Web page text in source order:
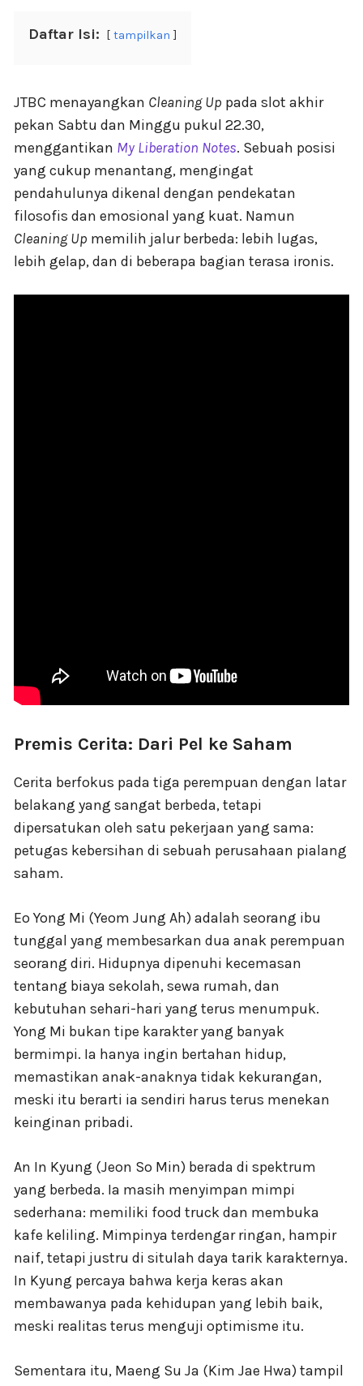
Daftar Isi: tampilkan
JTBC menayangkan Cleaning Up pada slot akhir
pekan Sabtu dan Minggu pukul 22.30,
menggantikan My Liberation Notes. Sebuah posisi
yang cukup menantang, mengingat
pendahulunya dikenal dengan pendekatan
filosofis dan emosional yang kuat. Namun
Cleaning Up memilih jalur berbeda: lebih lugas,
lebih gelap, dan di beberapa bagian terasa ironis.
Premis Cerita: Dari Pel ke Saham
Cerita berfokus pada tiga perempuan dengan latar
belakang yang sangat berbeda, tetapi
dipersatukan oleh satu pekerjaan yang sama:
petugas kebersihan di sebuah perusahaan pialang
saham.
Eo Yong Mi (Yeom Jung Ah) adalah seorang ibu
tunggal yang membesarkan dua anak perempuan
seorang diri. Hidupnya dipenuhi kecemasan
tentang biaya sekolah, sewa rumah, dan
kebutuhan sehari-hari yang terus menumpuk.
Yong Mi bukan tipe karakter yang banyak
bermimpi. Ia hanya ingin bertahan hidup,
memastikan anak-anaknya tidak kekurangan,
meski itu berarti ia sendiri harus terus menekan
keinginan pribadi.
An In Kyung (Jeon So Min) berada di spektrum
yang berbeda. Ia masih menyimpan mimpi
sederhana: memiliki food truck dan membuka
kafe keliling. Mimpinya terdengar ringan, hampir
naif, tetapi justru di situlah daya tarik karakternya.
In Kyung percaya bahwa kerja keras akan
membawanya pada kehidupan yang lebih baik,
meski realitas terus menguji optimisme itu.
Sementara itu, Maeng Su Ja (Kim Jae Hwa) tampil